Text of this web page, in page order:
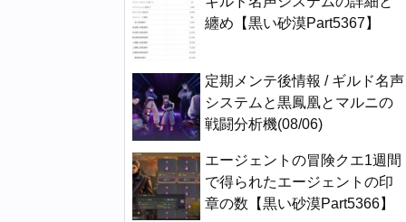
纏め【黒い砂漠Part5367】
定期メンテ後情報 / ギルド名声
システムと黒鳳凰とマルニの
戦闘分析機(08/06)
エージェントの冒険クエ1週間
で得られたエージェントの印
章の数【黒い砂漠Part5366】